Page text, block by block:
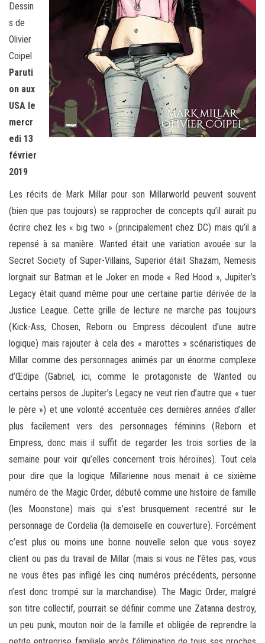
Dessin
s de
Olivier
Coipel
Paruti
on aux
USA le
mercr
edi 13
février
2019
Les récits de Mark Millar pour son Millarworld peuvent souvent
(bien que pas toujours) se rapprocher de concepts qu’il aurait pu
écrire chez les « big two » (principalement chez DC) mais qu’il a
repensé à sa manière. Wanted était une variation avouée sur la
Secret Society of Super-Villains, Superior était Shazam, Nemesis
lorgnait sur Batman et le Joker en mode « Red Hood », Jupiter’s
Legacy était quand même pour une certaine partie dérivée de la
Justice League. Cette grille de lecture ne marche pas toujours
(Kick-Ass, Chosen, Reborn ou Empress découlent d’une autre
logique) mais rajouter à cela des « marottes » scénaristiques de
Millar comme des personnages animés par un énorme complexe
d’Œdipe (Gabriel, ici, comme le protagoniste de Wanted ou
certains persos de Jupiter’s Legacy ne veut rien d’autre que « tuer
le père ») et une volonté accentuée ces dernières années d’aller
plus facilement vers des personnages féminins (Reborn et
Empress, donc mais il suffit de regarder les trois sorties de la
semaine pour voir qu’elles concernent trois héroïnes). Tout cela
pour dire que la logique Millarienne nous menait à ce sixième
numéro de the Magic Order, débuté comme une histoire de famille
(les Moonstone) mais qui s’est brusquement recentré sur le
personnage de Cordelia (la demoiselle en couverture). Forcément
c’est plus ou moins une bonne nouvelle selon que vous soyez
client ou pas du travail de Millar (mais si vous ne l’êtes pas, vous
ne vous êtes pas infligé les cinq numéros précédents, personne
n’est donc trompé sur la marchandise). The Magic Order, malgré
son titre collectif, pourrait se définir comme une Zatanna destroy,
un peu punk, mouton noir de la famille et obligée de reprendre la